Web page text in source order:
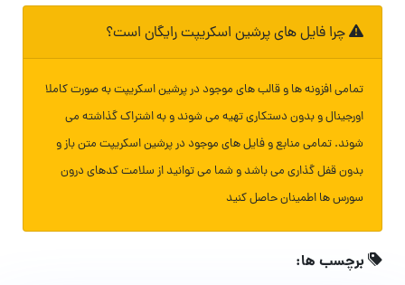
چرا فایل های پرشین اسکریپت رایگان است؟
تمامی افزونه ها و قالب های موجود در پرشین اسکریپت به صورت کاملا
اورجینال و بدون دستکاری تهیه می شوند و به اشتراک گذاشته می
شوند. تمامی منابع و فایل های موجود در پرشین اسکریپت متن باز و
بدون قفل گذاری می باشد و شما می توانید از سلامت کدهای درون
سورس ها اطمینان حاصل کنید
برچسب ها: